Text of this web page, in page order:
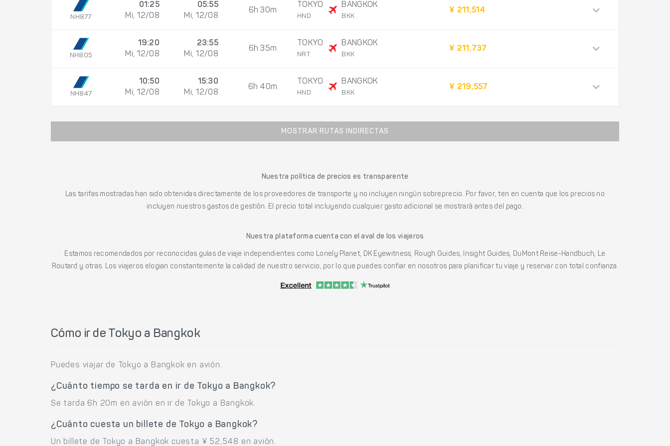
NH877
01:25
Mi, 12/08
05:55
Mi, 12/08
6h 30m
TOKYO
HND
BANGKOK
BKK
¥ 211,514
NH805
19:20
Mi, 12/08
23:55
Mi, 12/08
6h 35m
TOKYO
NRT
BANGKOK
BKK
¥ 211,737
NH847
10:50
Mi, 12/08
15:30
Mi, 12/08
6h 40m
TOKYO
HND
BANGKOK
BKK
¥ 219,557
MOSTRAR RUTAS INDIRECTAS
Nuestra política de precios es transparente
Las tarifas mostradas han sido obtenidas directamente de los proveedores de transporte y no incluyen ningún sobreprecio. Por favor, ten en cuenta que los precios no
incluyen nuestros gastos de gestión. El precio total incluyendo cualquier gasto adicional se mostrará antes del pago.
Nuestra plataforma cuenta con el aval de los viajeros
Estamos recomendados por reconocidas guías de viaje independientes como Lonely Planet, DK Eyewitness, Rough Guides, Insight Guides, DuMont Reise-Handbuch, Le
Routard y otras. Los viajeros elogian constantemente la calidad de nuestro servicio, por lo que puedes confiar en nosotros para planificar tu viaje y reservar con total confianza.
Cómo ir de Tokyo a Bangkok
Puedes viajar de Tokyo a Bangkok en avión.
¿Cuánto tiempo se tarda en ir de Tokyo a Bangkok?
Se tarda 6h 20m en avión en ir de Tokyo a Bangkok.
¿Cuánto cuesta un billete de Tokyo a Bangkok?
Un billete de Tokyo a Bangkok cuesta ¥ 52,548 en avión.